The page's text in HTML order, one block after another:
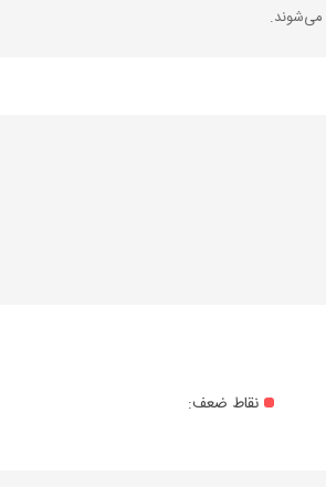
می‌شوند.
نقاط ضعف: